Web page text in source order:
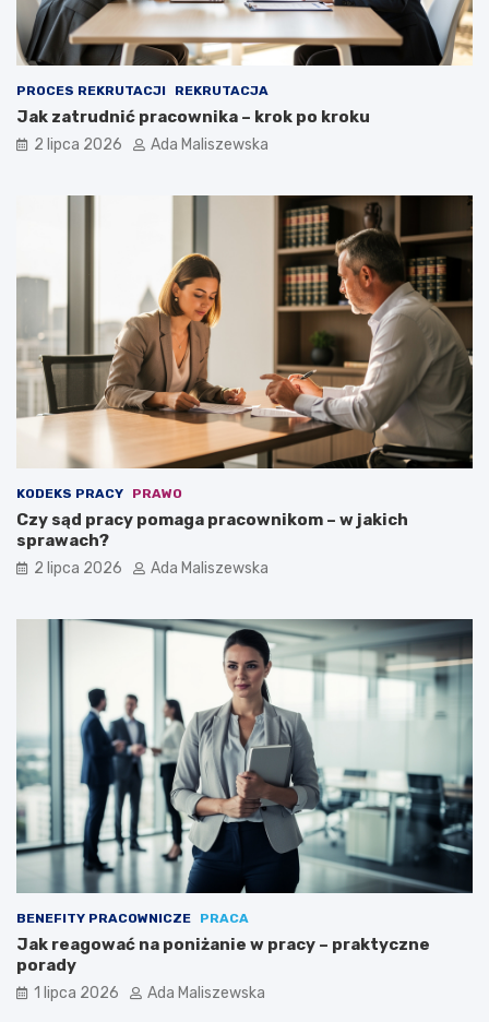
PROCES REKRUTACJI REKRUTACJA
Jak zatrudnić pracownika – krok po kroku
2 lipca 2026 Ada Maliszewska
KODEKS PRACY PRAWO
Czy sąd pracy pomaga pracownikom – w jakich
sprawach?
2 lipca 2026 Ada Maliszewska
BENEFITY PRACOWNICZE PRACA
Jak reagować na poniżanie w pracy – praktyczne
porady
1 lipca 2026 Ada Maliszewska